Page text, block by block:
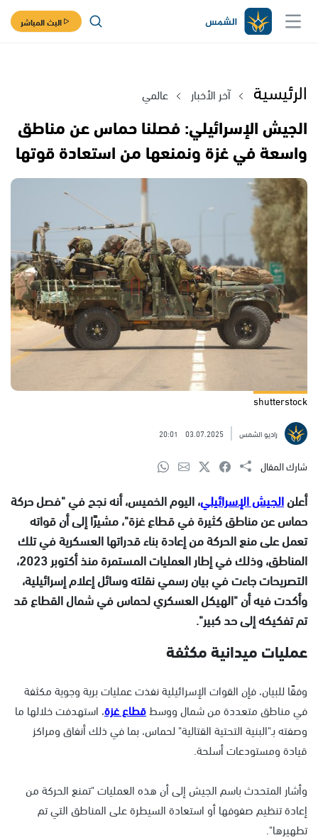
البث المباشر
الرئيسية آخر الأخبار عالمي
الجيش الإسرائيلي: فصلنا حماس عن مناطق
واسعة في غزة ونمنعها من استعادة قوتها
shutterstock
راديو الشمس 03.07.2025
20:01
شارك المقال
أعلنالجيش الإسرائيلي، اليوم الخميس، أنه نجح في "فصل حركة
حماس عن مناطق كثيرة في قطاع غزة"، مشيرًا إلى أن قواته
تعمل على منع الحركة من إعادة بناء قدراتها العسكرية في تلك
المناطق، وذلك في إطار العمليات المستمرة منذ أكتوبر 2023،
التصريحات جاءت في بيان رسمي نقلته وسائل إعلام إسرائيلية،
وأكدت فيه أن "الهيكل العسكري لحماس في شمال القطاع قد
تم تفكيكه إلى حد كبير".
عمليات ميدانية مكثفة
وفقًا للبيان، فإن القوات الإسرائيلية نفذت عمليات برية وجوية مكثفة
في مناطق متعددة من شمال ووسطقطاع غزة، استهدفت خلالها ما
وصفته بـ"البنية التحتية القتالية" لحماس، بما في ذلك أنفاق ومراكز
قيادة ومستودعات أسلحة.
وأشار المتحدث باسم الجيش إلى أن هذه العمليات "تمنع الحركة من
إعادة تنظيم صفوفها أو استعادة السيطرة على المناطق التي تم
تطهيرها".